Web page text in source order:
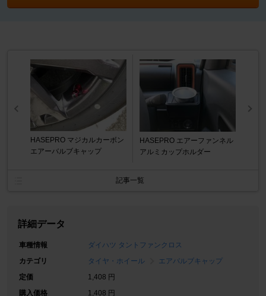
HASEPRO マジカルカーボン
エアーバルブキャップ
HASEPRO エアーファンネル
アルミカップホルダー
記事一覧
詳細データ
車種情報
ダイハツ タントファンクロス
カテゴリ
タイヤ・ホイール
エアバルブキャップ
定価
1,408 円
購入価格
1,408 円